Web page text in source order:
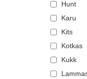
Sinine
Valge
Violetne
Hunt
Karu
Kits
Kotkas
Kukk